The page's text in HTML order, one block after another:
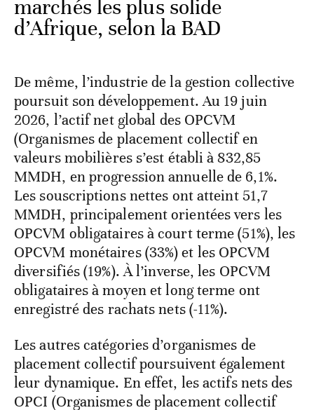
marchés les plus solide
d’Afrique, selon la BAD
De même, l’industrie de la gestion collective
poursuit son développement. Au 19 juin
2026, l’actif net global des OPCVM
(Organismes de placement collectif en
valeurs mobilières s’est établi à 832,85
MMDH, en progression annuelle de 6,1%.
Les souscriptions nettes ont atteint 51,7
MMDH, principalement orientées vers les
OPCVM obligataires à court terme (51%), les
OPCVM monétaires (33%) et les OPCVM
diversifiés (19%). À l’inverse, les OPCVM
obligataires à moyen et long terme ont
enregistré des rachats nets (-11%).
Les autres catégories d’organismes de
placement collectif poursuivent également
leur dynamique. En effet, les actifs nets des
OPCI (Organismes de placement collectif